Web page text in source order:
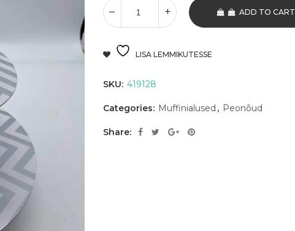
ADD TO CART
LISA LEMMIKUTESSE
SKU: 419128
Categories: Muffinialused , Peonõud
Share: